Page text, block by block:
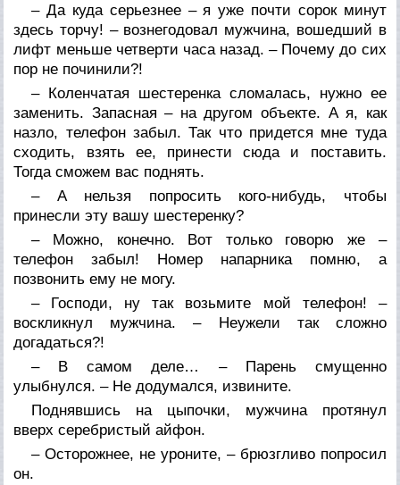
– Да куда серьезнее – я уже почти сорок минут
здесь торчу! – вознегодовал мужчина, вошедший в
лифт меньше четверти часа назад. – Почему до сих
пор не починили?!
– Коленчатая шестеренка сломалась, нужно ее
заменить. Запасная – на другом объекте. А я, как
назло, телефон забыл. Так что придется мне туда
сходить, взять ее, принести сюда и поставить.
Тогда сможем вас поднять.
– А нельзя попросить кого-нибудь, чтобы
принесли эту вашу шестеренку?
– Можно, конечно. Вот только говорю же –
телефон забыл! Номер напарника помню, а
позвонить ему не могу.
– Господи, ну так возьмите мой телефон! –
воскликнул мужчина. – Неужели так сложно
догадаться?!
– В самом деле… – Парень смущенно
улыбнулся. – Не додумался, извините.
Поднявшись на цыпочки, мужчина протянул
вверх серебристый айфон.
– Осторожнее, не уроните, – брюзгливо попросил
он.